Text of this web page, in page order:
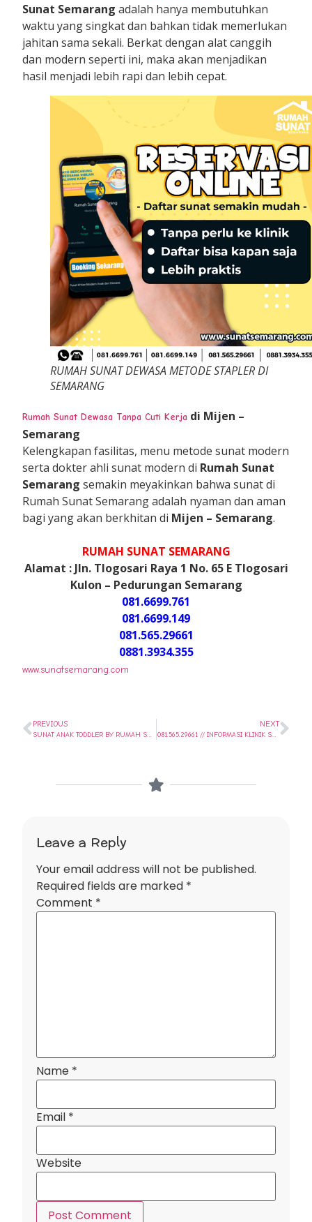
Sunat Semarang adalah hanya membutuhkan
waktu yang singkat dan bahkan tidak memerlukan
jahitan sama sekali. Berkat dengan alat canggih
dan modern seperti ini, maka akan menjadikan
hasil menjadi lebih rapi dan lebih cepat.
RUMAH SUNAT DEWASA METODE STAPLER DI
SEMARANG
Rumah Sunat Dewasa Tanpa Cuti Kerja di Mijen –
Semarang
Kelengkapan fasilitas, menu metode sunat modern
serta dokter ahli sunat modern di Rumah Sunat
Semarang semakin meyakinkan bahwa sunat di
Rumah Sunat Semarang adalah nyaman dan aman
bagi yang akan berkhitan di Mijen – Semarang.
RUMAH SUNAT SEMARANG
Alamat : Jln. Tlogosari Raya 1 No. 65 E Tlogosari
Kulon – Pedurungan Semarang
081.6699.761
081.6699.149
081.565.29661
0881.3934.355
www.sunatsemarang.com
PREVIOUS
SUNAT ANAK TODDLER BY RUMAH SUNAT SEMARANG – 081-6699-761
NEXT
081.565.29661 // INFORMASI KLINIK SUNAT BAYI DI PEDURUNGAN – SEMARANG METODE KLAMP // SUNAT SEHARI SAJA..
Leave a Reply
Your email address will not be published.
Required fields are marked *
Comment *
Name *
Email *
Website